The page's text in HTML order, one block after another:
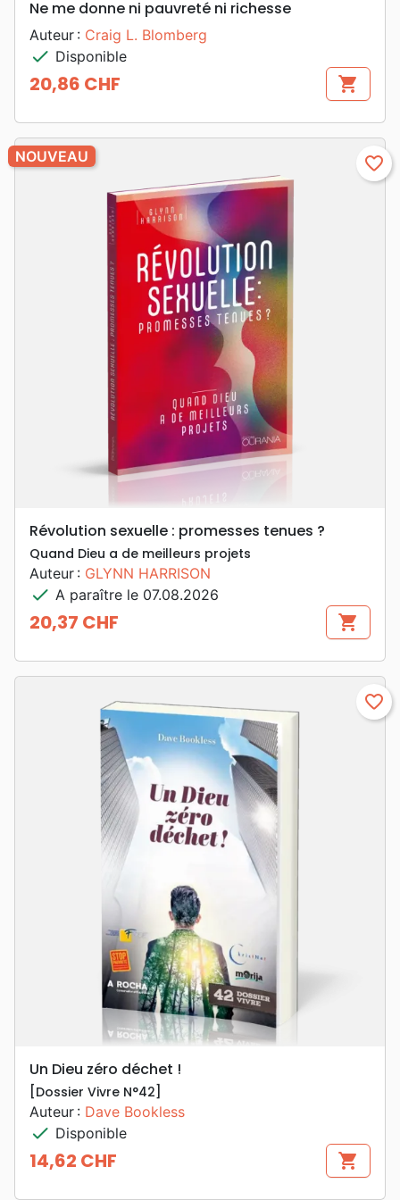
Ne me donne ni pauvreté ni richesse
Auteur : Craig L. Blomberg
check Disponible
Prix
20,86 CHF shopping_cart
NOUVEAU favorite_border
Révolution sexuelle : promesses tenues ?
Quand Dieu a de meilleurs projets
Auteur : GLYNN HARRISON
check A paraître le 07.08.2026
Prix
20,37 CHF shopping_cart
favorite_border
Un Dieu zéro déchet !
[Dossier Vivre N°42]
Auteur : Dave Bookless
check Disponible
Prix
14,62 CHF shopping_cart